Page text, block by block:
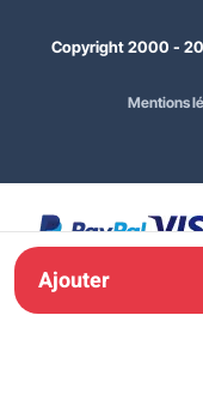
30,00 €
Ajouter
Copyright 2000 -
Mentions